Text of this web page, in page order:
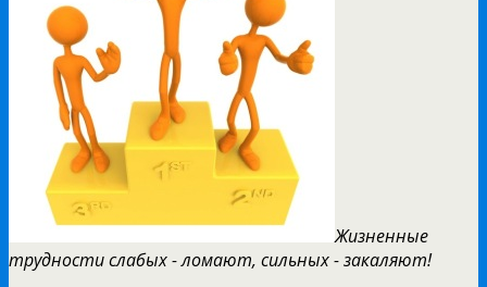
Жизненные
трудности слабых - ломают, сильных - закаляют!